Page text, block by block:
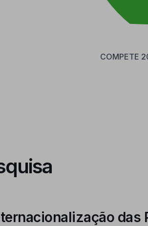
COMPETE
das